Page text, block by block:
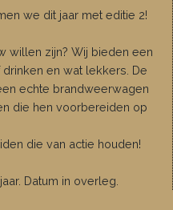
we dit jaar met editie 2!
willen zijn? Wij bieden een
drinken en wat lekkers. De
echte brandweerwagen
die hen voorbereiden op
die van actie houden!
Datum in overleg.